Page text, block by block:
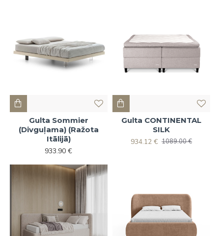
Gulta Sommier
(Divguļama) (Ražota
Itālijā)
933.90 €
Gulta CONTINENTAL
SILK
934.12 € 1089.00 €